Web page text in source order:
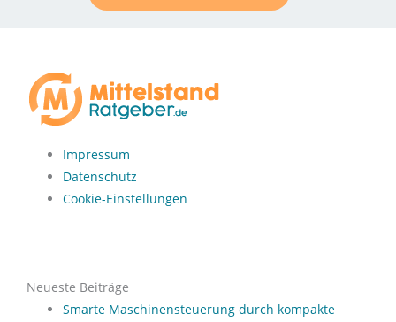
Impressum
Datenschutz
Cookie-Einstellungen
Neueste Beiträge
Smarte Maschinensteuerung durch kompakte